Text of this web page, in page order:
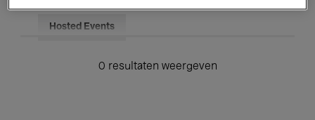
Hosted Events
0 resultaten weergeven